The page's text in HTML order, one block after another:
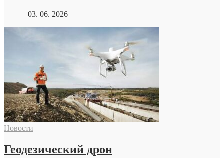
03. 06. 2026
Новости
Геодезический дрон